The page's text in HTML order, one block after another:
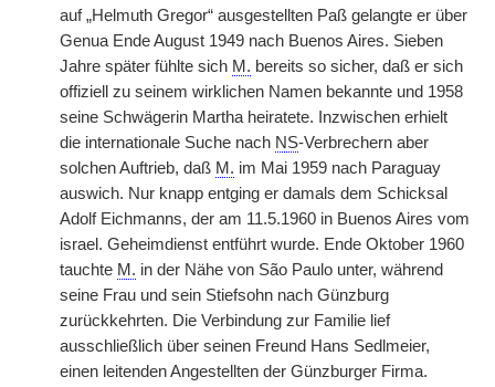
auf „Helmuth Gregor“ ausgestellten Paß gelangte er über
Genua Ende August 1949 nach Buenos Aires. Sieben
Jahre später fühlte sich M. bereits so sicher, daß er sich
offiziell zu seinem wirklichen Namen bekannte und 1958
seine Schwägerin Martha heiratete. Inzwischen erhielt
die internationale Suche nach NS-Verbrechern aber
solchen Auftrieb, daß M. im Mai 1959 nach Paraguay
auswich. Nur knapp entging er damals dem Schicksal
Adolf Eichmanns, der am 11.5.1960 in Buenos Aires vom
israel. Geheimdienst entführt wurde. Ende Oktober 1960
tauchte M. in der Nähe von São Paulo unter, während
seine Frau und sein Stiefsohn nach Günzburg
zurückkehrten. Die Verbindung zur Familie lief
ausschließlich über seinen Freund Hans Sedlmeier,
einen leitenden Angestellten der Günzburger Firma.